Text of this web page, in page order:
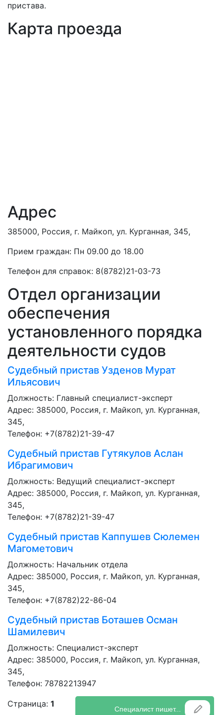
пристава.
Карта проезда
Адрес
385000, Россия, г. Майкоп, ул. Курганная, 345,
Прием граждан: Пн 09.00 до 18.00
Телефон для справок: 8(8782)21-03-73
Отдел организации
обеспечения
установленного порядка
деятельности судов
Судебный пристав Узденов Мурат
Ильясович
Должность: Главный специалист-эксперт
Адрес: 385000, Россия, г. Майкоп, ул. Курганная,
345,
Телефон: +7(8782)21-39-47
Судебный пристав Гутякулов Аслан
Ибрагимович
Должность: Ведущий специалист-эксперт
Адрес: 385000, Россия, г. Майкоп, ул. Курганная,
345,
Телефон: +7(8782)21-39-47
Судебный пристав Каппушев Сюлемен
Магометович
Должность: Начальник отдела
Адрес: 385000, Россия, г. Майкоп, ул. Курганная,
345,
Телефон: +7(8782)22-86-04
Судебный пристав Боташев Осман
Шамилевич
Должность: Специалист-эксперт
Адрес: 385000, Россия, г. Майкоп, ул. Курганная,
345,
Телефон: 78782213947
Страница: 1